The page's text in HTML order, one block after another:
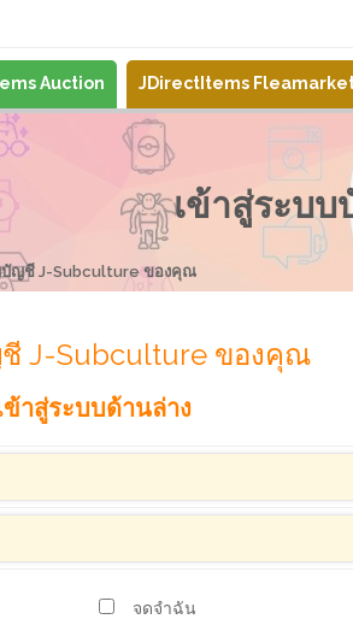
Auction JDirectItems
เข้าสู่ระบ
บัญชี J-Subculture ของคุณ
J-Subculture ของคุณ
าสู่ระบบด้านล่าง
จดจำฉัน